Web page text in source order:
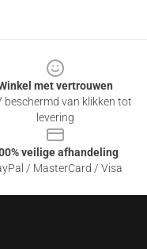
met vertrouwen
beschermd van klikken tot
levering
veilige afhandeling
/ MasterCard / Visa